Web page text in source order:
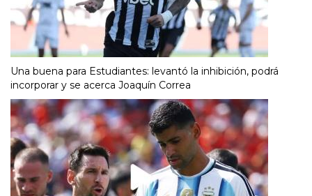
Una buena para Estudiantes: levantó la inhibición, podrá
incorporar y se acerca Joaquín Correa